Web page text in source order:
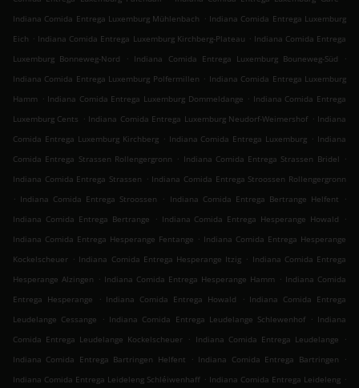
Indiana Comida Entrega Luxemburg Mühlenbach . Indiana Comida Entrega Luxemburg
Eich . Indiana Comida Entrega Luxemburg Kirchberg-Plateau . Indiana Comida Entrega
Luxemburg Bonneweg-Nord
. Indiana Comida Entrega Luxemburg Bouneweg-Süd
.
Indiana Comida Entrega Luxemburg Polfermillen . Indiana Comida Entrega Luxemburg
Hamm . Indiana Comida Entrega Luxemburg Dommeldange . Indiana Comida Entrega
Luxemburg Cents . Indiana Comida Entrega Luxemburg Neudorf-Weimershof . Indiana
Comida Entrega Luxemburg Kirchberg . Indiana Comida Entrega Luxemburg . Indiana
Comida Entrega Strassen Rollengergronn . Indiana Comida Entrega Strassen Bridel .
Indiana Comida Entrega Strassen . Indiana Comida Entrega Stroossen Rollengergronn
. Indiana Comida Entrega Stroossen . Indiana Comida Entrega Bertrange Helfent
.
Indiana Comida Entrega Bertrange
. Indiana Comida Entrega Hesperange Howald
.
Indiana Comida Entrega Hesperange Fentange . Indiana Comida Entrega Hesperange
Kockelscheuer . Indiana Comida Entrega Hesperange Itzig . Indiana Comida Entrega
Hesperange Alzingen . Indiana Comida Entrega Hesperange Hamm . Indiana Comida
Entrega Hesperange
. Indiana Comida Entrega Howald . Indiana Comida Entrega
Leudelange Cessange
. Indiana Comida Entrega Leudelange Schlewenhof . Indiana
Comida Entrega Leudelange Kockelscheuer . Indiana Comida Entrega Leudelange
.
Indiana Comida Entrega Bartringen Helfent
. Indiana Comida Entrega Bartringen
.
Indiana Comida Entrega Leideleng Schléiwenhaff . Indiana Comida Entrega Leideleng .